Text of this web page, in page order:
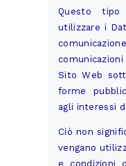
Questo
utilizzare i
Sito Web
forme
agli interessi
Ciò non
vengano
e condizioni